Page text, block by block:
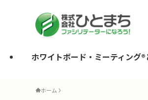
ホワイトボード・ミーティング®
ホーム